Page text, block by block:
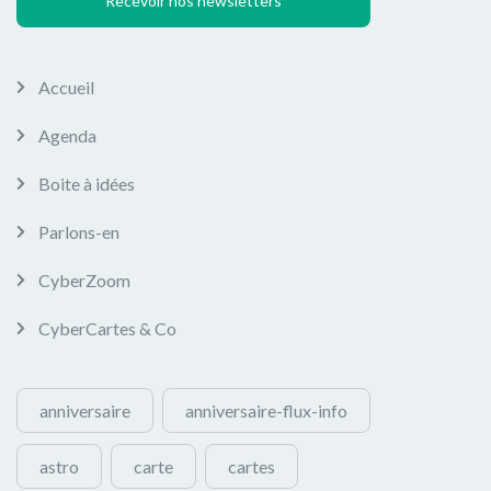
Accueil
Agenda
Boite à idées
Parlons-en
CyberZoom
CyberCartes & Co
anniversaire anniversaire-flux-info
astro carte cartes